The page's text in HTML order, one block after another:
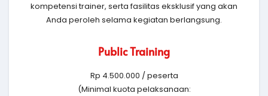
kompetensi trainer, serta fasilitas eksklusif yang akan
Anda peroleh selama kegiatan berlangsung.
Public Training
Rp 4.500.000 / peserta
(Minimal kuota pelaksanaan: